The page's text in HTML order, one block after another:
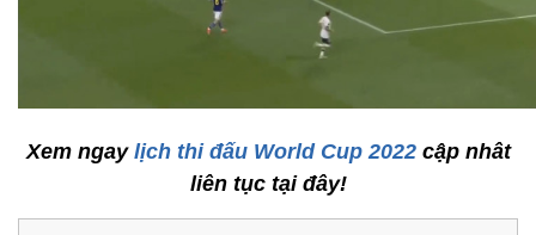
Xem ngay lịch thi đấu World Cup 2022cập nhât
liên tục tại đây!